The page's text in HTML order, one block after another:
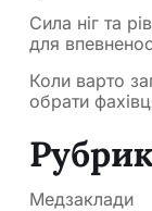
Сила ніг та
для
Коли варто
обрати
Медзаклади